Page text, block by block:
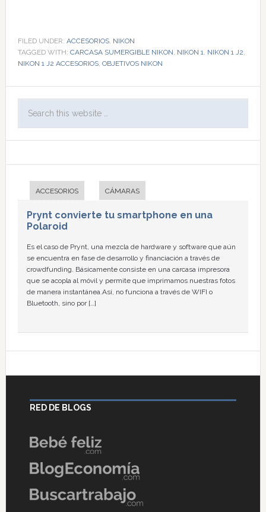
FILED UNDER: ACCESORIOS, NIKON
TAGGED WITH: CARCASA SUMERGIBLE NIKON, NIKON 1, NIKON 1 J2,
NIKON 1 J2 ACCESORIOS, OBJETIVOS NIKON
ACCESORIOS CÁMARAS
Prynt convierte tu smartphone en una
Polaroid
Es el caso de Prynt, una mezcla de hardware y software que aún
se encuentra en fase de desarrollo y financiación a través de
crowdfunding. Básicamente consiste en una carcasa impresora
que se acopla al móvil y permite que imprimamos nuestras fotos
de manera instantánea.Así, no funciona a través de WIFI o
Bluetooth, sino por […]
RED DE BLOGS